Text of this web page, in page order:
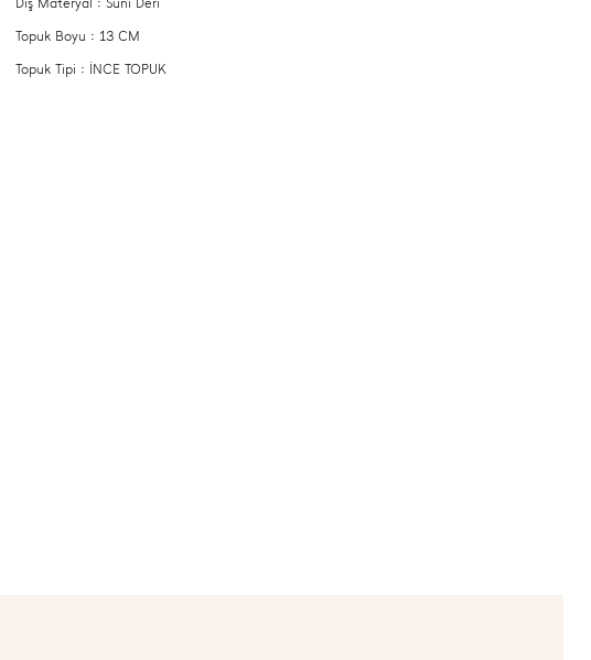
Dış Materyal : Suni Deri
Topuk Boyu : 13 CM
Topuk Tipi : İNCE TOPUK